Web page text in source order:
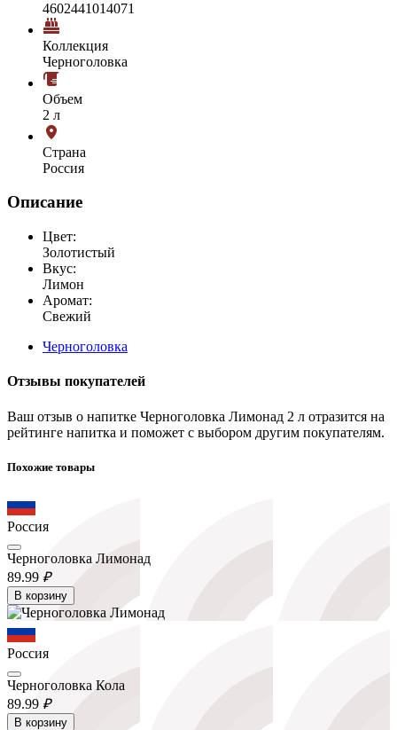
4602441014071
Коллекция
Черноголовка
Объем
2 л
Страна
Россия
Описание
Цвет:
Золотистый
Вкус:
Лимон
Аромат:
Свежий
Черноголовка
Отзывы покупателей
Ваш отзыв о напитке Черноголовка Лимонад 2 л отразится на
рейтинге напитка и поможет с выбором другим покупателям.
Похожие товары
Россия
Черноголовка Лимонад
89.99 ₽
В корзину
Россия
Черноголовка Кола
89.99 ₽
В корзину